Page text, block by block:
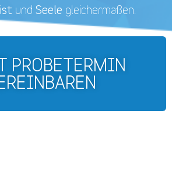
und Seele gleichermaßen.
PROBETERMIN